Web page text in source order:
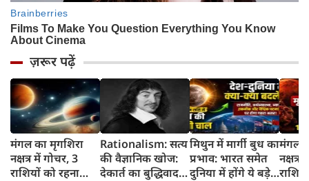
ज़रूर पढ़ें
मंगल का मृगशिरा
नक्षत्र में गोचर, 3
राशियों को रहना
Rationalism: सत्य
की वैज्ञानिक खोज:
देकार्त का बुद्धिवाद
मिथुन में मार्गी बुध का
प्रभाव: भारत समेत
दुनिया में होंगे ये बड़े
मंगल
नक्षत्र